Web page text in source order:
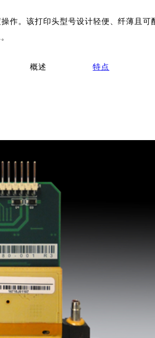
作。该打印头型号设计轻便、纤薄且
概述 特点